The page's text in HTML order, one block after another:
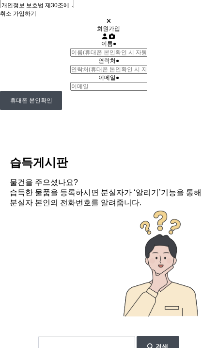
취소 가입하기
회원가입
이름●
연락처 ●
이메일 ●
휴대폰 본인확인
습득게시판
물건을 주으셨나요?
습득한 물품을 등록하시면 분실자가 ‘알리기’기능을 통해
분실자 본인의 전화번호를 알려줍니다.
검색